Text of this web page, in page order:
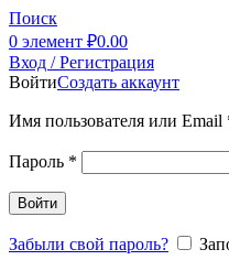
Поиск
0 элемент ₽0.00
Вход / Регистрация
ВойтиСоздать аккаунт
Имя пользователя или Email
Пароль *
Войти
Забыли свой пароль?